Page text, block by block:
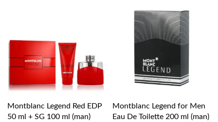
Montblanc Legend Red EDP
50 ml + SG 100 ml (man)
Montblanc Legend for Men
Eau De Toilette 200 ml (man)